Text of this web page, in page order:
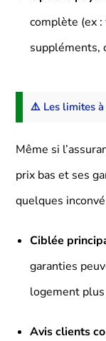
complète (ex
suppléments,
⚠️ Les limites
Même si
prix bas et ses
quelques
Ciblée
garanties
logement
Avis clients